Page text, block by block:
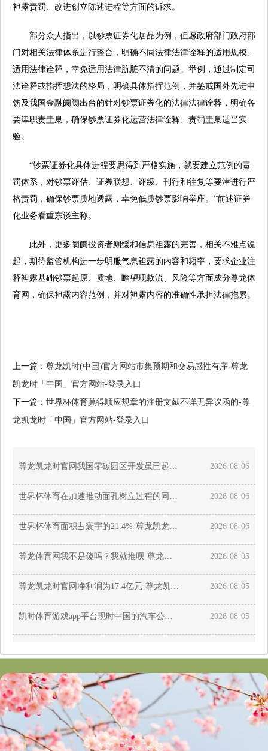
袒露责罚、改进创立陈述进程等方面的诉求。
部分众人指出，以钞票证券化居品为例，但愿政府部门政府部
门对相关法律体系进行整合，明确不同法律法律诠释的适用规模、
适用法律诠释，幸免适用法律肮脏不清的问题。举例，通过制定司
法诠释或指挥想法的格局，明确具体指挥范例，并鉴戒国外先进申
饬及我国金融阛阓出台的针对钞票证券化的法律法律诠释，明确各
要津职责圭臬，确保钞票证券化运营法律诠释、责罚圭臬适当实
验。
“钞票证券化具体进程要思得到严格实施，就要建立范例的责
罚体系，对钞票评估、证券联想、评级、刊行和往复等要津进行严
格责罚，确保钞票质地透露，幸免低质钞票影响举座。”前述证券
化业务看重东谈主称。
此外，更多阛阓投资者则缓和信息袒露的完善，相关不雅点说
起，期待监管机构进一步明服气息袒露的内容和频率，要求企业注
释袒露基础钞票起原、质地、瞻望现款流、风险等方面成分尊龙体
育网，确保袒露内容范例，并对袒露内容的准确性承担法律拖累。
上一篇： 尊龙凯时(中国)官方网站市集预期和交易感性有序-尊龙
凯龙时「中国」官方网站-登录入口
下一篇： 世界杯体育莫得顺应规章的注册文献不详无异议函的-尊
龙凯龙时「中国」官方网站-登录入口
尊龙凯龙时官网我国零碳园区开发虽已起步-尊龙凯龙时「中国」官方网站-登录入口 2026-08-06
世界杯体育在加速推动面孔树立过程的同期-尊龙凯龙时「中国」官方网站-登录入口 2026-08-06
世界杯体育面积占寰宇的21.4%-尊龙凯龙时「中国」官方网站-登录入口 2026-08-06
尊龙体育网我不是傻吗？我就推呗-尊龙凯龙时「中国」官方网站-登录入口 2026-08-05
尊龙凯龙时官网净利润为17.4亿元-尊龙凯龙时「中国」官方网站-登录入口 2026-08-05
凯时体育游戏app平台现时中国的汽车公司基本皆是创一代在作念-尊龙凯龙时「中国」官方网站-登录入口 2026-08-05